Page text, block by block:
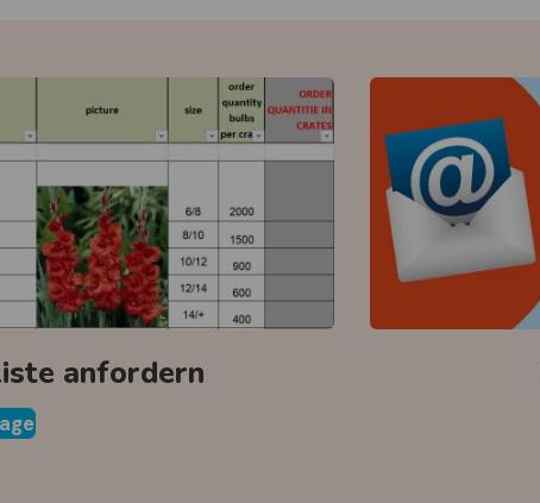
anfordern